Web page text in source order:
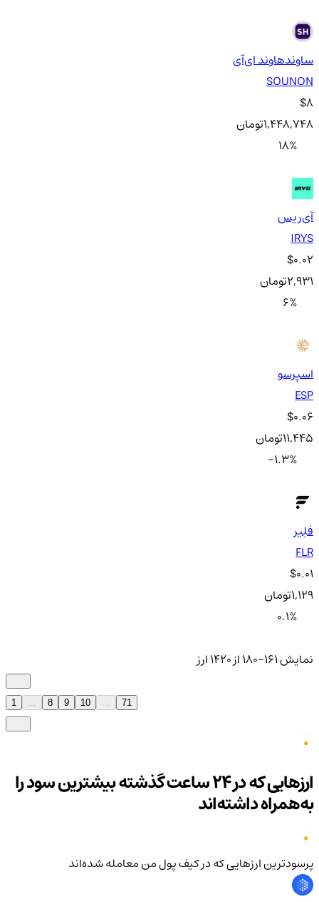
ساوندهاوند ای‌آی
SOUNON
$8
1,448,748تومان
18%
آی‌ریس
IRYS
$0.02
2,931تومان
6%
اسپرسو
ESP
$0.06
11,445تومان
-1.3%
فلِیر
FLR
$0.01
1,129تومان
0.1%
نمایش 161-180 از 1420 ارز
... 10 ... 71
ارزهایی که در ۲۴ ساعت گذشته بیشترین سود را
به‌همراه داشته‌اند
پرسودترین ارزهایی که در کیف‌ پول من معامله شده‌اند